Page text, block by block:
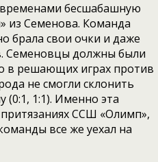
бесшабашную
из Семенова. Команда
брала свои очки и даже
Семеновцы должны были
в решающих играх против
не смогли склонить
(0:1, 1:1). Именно эта
ССШ «Олимп»,
все же уехал на